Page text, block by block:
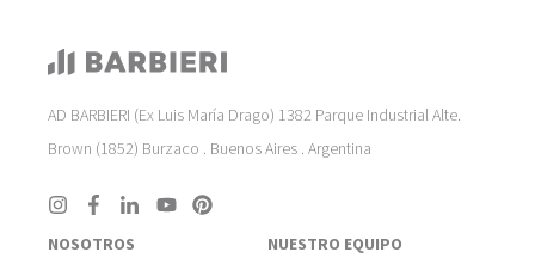
AD BARBIERI (Ex Luis María Drago) 1382 Parque Industrial Alte.
Brown (1852) Burzaco . Buenos Aires . Argentina
NOSOTROS NUESTRO EQUIPO